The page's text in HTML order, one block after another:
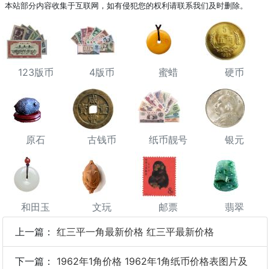
本站部分内容收集于互联网，如有侵犯您的权利请联系我们及时删除。
123版币 4版币 蜜蜡 硬币
原石 古钱币 纸币靓号 银元
和田玉 文玩 邮票 翡翠
上一篇： 红三平一角最新价格 红三平最新价格
下一篇： 1962年1角价格 1962年1角纸币价格表图片及